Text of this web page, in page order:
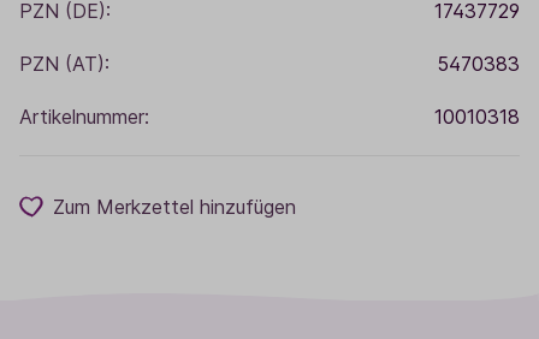
PZN (DE): 17437729
PZN (AT): 5470383
Artikelnummer: 10010318
Zum Merkzettel hinzufügen